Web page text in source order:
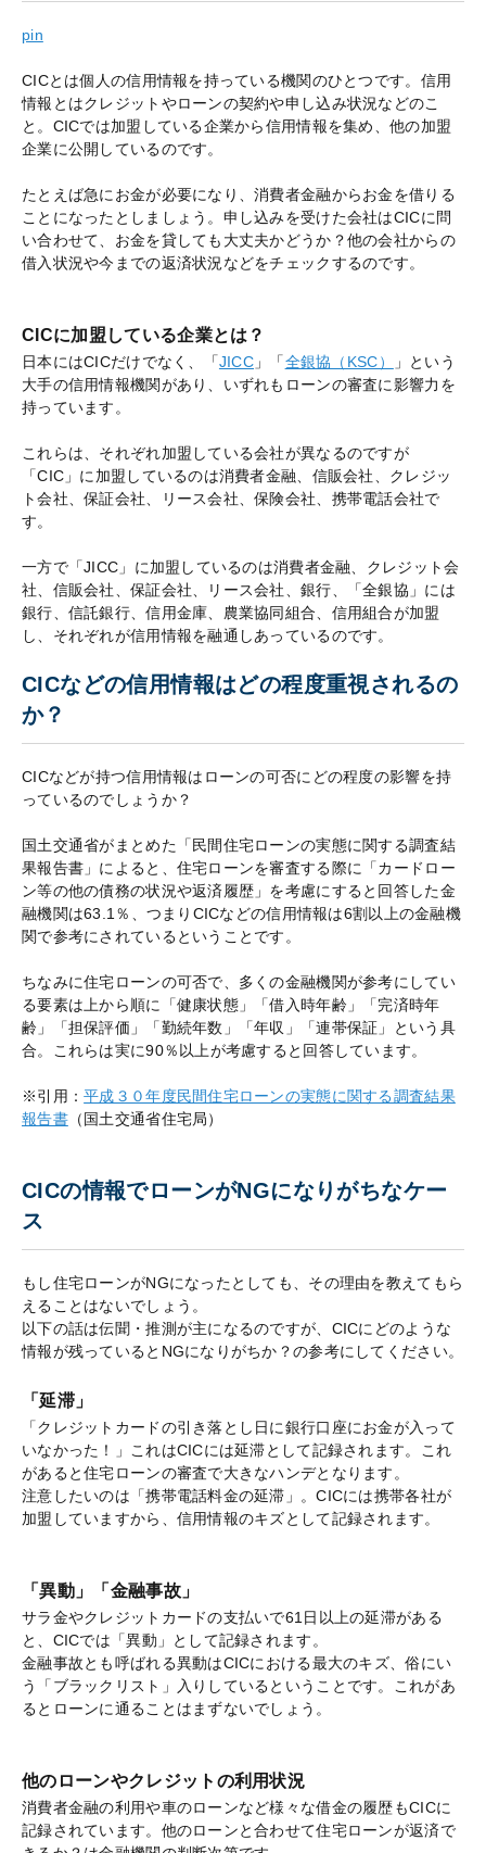
pin
CICとは個人の信用情報を持っている機関のひとつです。信用
情報とはクレジットやローンの契約や申し込み状況などのこ
と。CICでは加盟している企業から信用情報を集め、他の加盟
企業に公開しているのです。
たとえば急にお金が必要になり、消費者金融からお金を借りる
ことになったとしましょう。申し込みを受けた会社はCICに問
い合わせて、お金を貸しても大丈夫かどうか？他の会社からの
借入状況や今までの返済状況などをチェックするのです。
CICに加盟している企業とは？
日本にはCICだけでなく、「JICC 」「全銀協（KSC）
」という
大手の信用情報機関があり、いずれもローンの審査に影響力を
持っています。
これらは、それぞれ加盟している会社が異なるのですが
「CIC」に加盟しているのは消費者金融、信販会社、クレジッ
ト会社、保証会社、リース会社、保険会社、携帯電話会社で
す。
一方で「JICC」に加盟しているのは消費者金融、クレジット会
社、信販会社、保証会社、リース会社、銀行、「全銀協」には
銀行、信託銀行、信用金庫、農業協同組合、信用組合が加盟
し、それぞれが信用情報を融通しあっているのです。
CICなどの信用情報はどの程度重視されるの
か？
CICなどが持つ信用情報はローンの可否にどの程度の影響を持
っているのでしょうか？
国土交通省がまとめた「民間住宅ローンの実態に関する調査結
果報告書」によると、住宅ローンを審査する際に「カードロー
ン等の他の債務の状況や返済履歴」を考慮にすると回答した金
融機関は63.1％、つまりCICなどの信用情報は6割以上の金融機
関で参考にされているということです。
ちなみに住宅ローンの可否で、多くの金融機関が参考にしてい
る要素は上から順に「健康状態」「借入時年齢」「完済時年
齢」「担保評価」「勤続年数」「年収」「連帯保証」という具
合。これらは実に90％以上が考慮すると回答しています。
※引用：平成３０年度民間住宅ローンの実態に関する調査結果
報告書（国土交通省住宅局）
CICの情報でローンがNGになりがちなケー
ス
もし住宅ローンがNGになったとしても、その理由を教えてもら
えることはないでしょう。
以下の話は伝聞・推測が主になるのですが、CICにどのような
情報が残っているとNGになりがちか？の参考にしてください。
「延滞」
「クレジットカードの引き落とし日に銀行口座にお金が入って
いなかった！」これはCICには延滞として記録されます。これ
があると住宅ローンの審査で大きなハンデとなります。
注意したいのは「携帯電話料金の延滞」。CICには携帯各社が
加盟していますから、信用情報のキズとして記録されます。
「異動」「金融事故」
サラ金やクレジットカードの支払いで61日以上の延滞がある
と、CICでは「異動」として記録されます。
金融事故とも呼ばれる異動はCICにおける最大のキズ、俗にい
う「ブラックリスト」入りしているということです。これがあ
るとローンに通ることはまずないでしょう。
他のローンやクレジットの利用状況
消費者金融の利用や車のローンなど様々な借金の履歴もCICに
記録されています。他のローンと合わせて住宅ローンが返済で